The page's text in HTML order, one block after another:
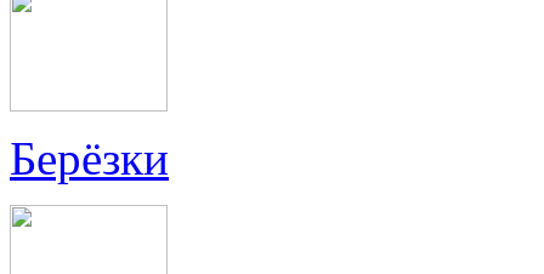
Берёзки